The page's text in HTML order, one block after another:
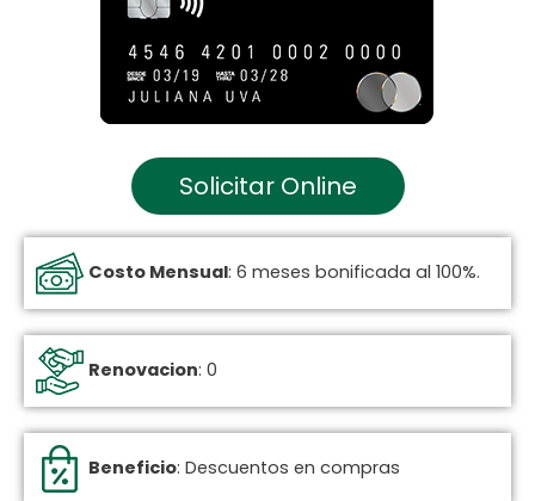
Solicitar Online
Costo Mensual: 6 meses bonificada al 100%.
Renovacion: 0
Beneficio: Descuentos en compras